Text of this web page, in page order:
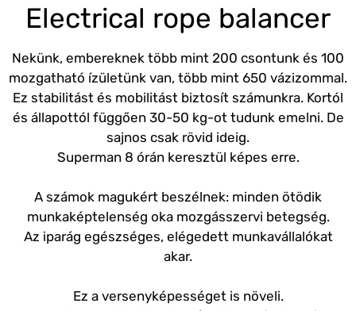
Electrical rope balancer
Nekünk, embereknek több mint 200 csontunk és 100
mozgatható ízületünk van, több mint 650 vázizommal.
Ez stabilitást és mobilitást biztosít számunkra. Kortól
és állapottól függően 30-50 kg-ot tudunk emelni. De
sajnos csak rövid ideig.
Superman 8 órán keresztül képes erre.
A számok magukért beszélnek: minden ötödik
munkaképtelenség oka mozgásszervi betegség.
Az iparág egészséges, elégedett munkavállalókat
akar.
Ez a versenyképességet is növeli.